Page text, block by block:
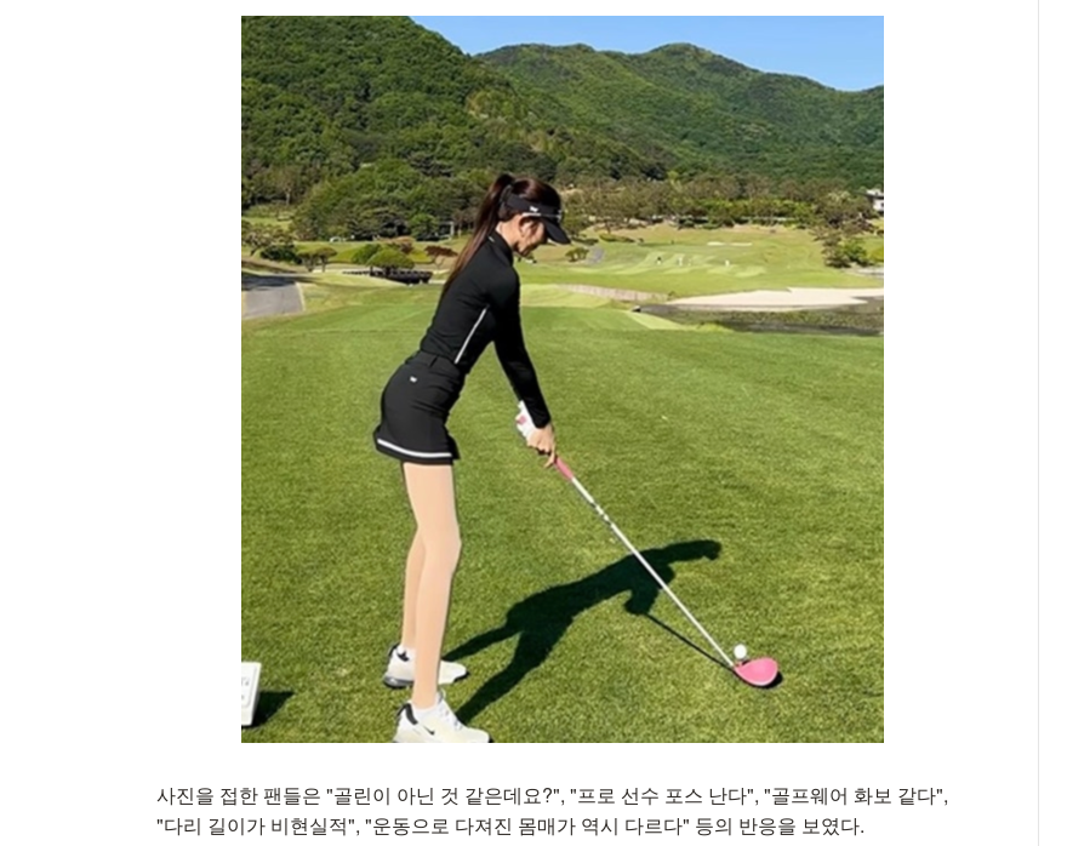
사진을 접한 팬들은 "골린이 아닌 것 같은데요?", "프로 선수 포스 난다", "골프웨어 화보 같다",
"다리 길이가 비현실적", "운동으로 다져진 몸매가 역시 다르다" 등의 반응을 보였다.